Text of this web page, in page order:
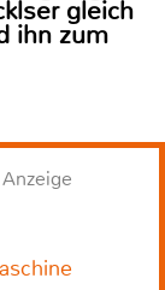
gleich
ihn zum
Anzeige